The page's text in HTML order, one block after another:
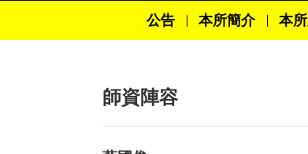
公告 本所簡介 本
師資陣容